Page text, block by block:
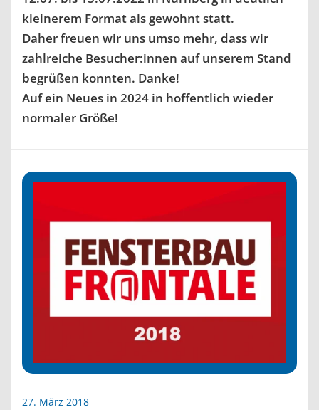
kleinerem Format als gewohnt statt.
Daher freuen wir uns umso mehr, dass wir
zahlreiche Besucher:innen auf unserem Stand
begrüßen konnten. Danke!
Auf ein Neues in 2024 in hoffentlich wieder
normaler Größe!
27. März 2018